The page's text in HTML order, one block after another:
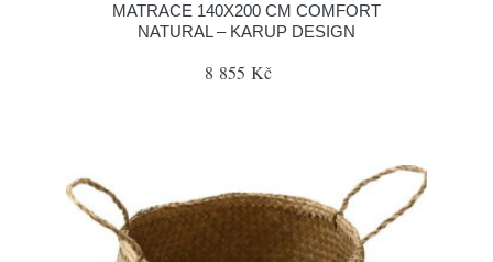
MATRACE 140X200 CM COMFORT
NATURAL – KARUP DESIGN
8 855 Kč